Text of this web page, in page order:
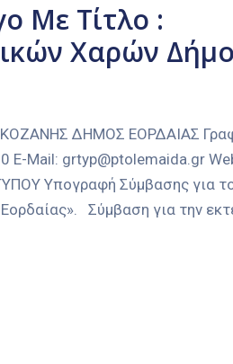
Με Τίτλο :
Χαρών
ΔΗΜΟΣ ΕΟΡΔΑΙΑΣ
Mail: grtyp@ptolemaida.gr
Υπογραφή Σύμβασης για
Σύμβαση για την